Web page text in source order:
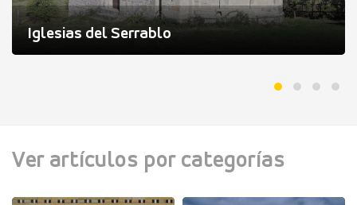
Iglesias del Serrablo
Ver artículos por categorías